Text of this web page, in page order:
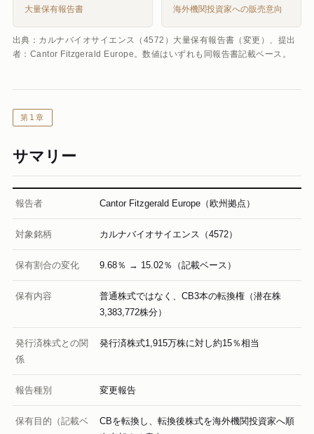
大量保有報告書 海外機関投資家への販売意向
出典：カルナバイオサイエンス（4572）大量保有報告書（変更）、提出
者：Cantor Fitzgerald Europe。数値はいずれも同報告書記載ベース。
第1章
サマリー
報告者 Cantor Fitzgerald Europe（欧州拠点）
対象銘柄 カルナバイオサイエンス（4572）
保有割合の変化 9.68％ → 15.02％（記載ベース）
保有内容
普通株式ではなく、CB3本の転換権（潜在株
3,383,772株分）
発行済株式との関
係
発行済株式1,915万株に対し約15％相当
報告種別 変更報告
保有目的（記載ベ
CBを転換し、転換後株式を海外機関投資家へ順